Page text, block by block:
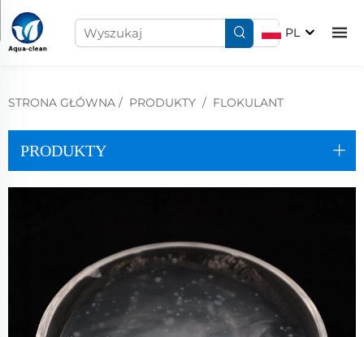
PL
STRONA GŁÓWNA / PRODUKTY / FLOKULANT
PRODUKTY